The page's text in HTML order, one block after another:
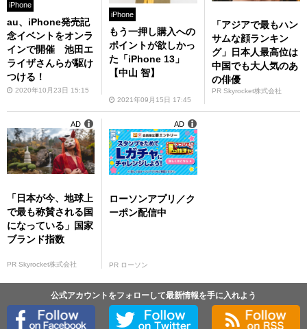
iPhone
au、iPhone発売記
念イベントをオンラ
インで開催 池田エ
ライザさんらが駆け
つける！
2020年10月23日 15:15
iPhone
もう一押し購入への
ポイントが欲しかっ
た「iPhone 13」
【中山 智】
2021年09月15日 17:45
「アジアで最もハン
サムな顔ランキン
グ」日本人最高位は
中国でも大人気のあ
の俳優
PR Skyrocket株式会社
「日本が今、地球上
で最も称賛される国
になっている」国家
ブランド指数
PR Skyrocket株式会社
AD
ローソンアプリ／ク
ーポン配信中
PR ローソン
AD
公式アカウントをフォローして最新情報を手に入れよう